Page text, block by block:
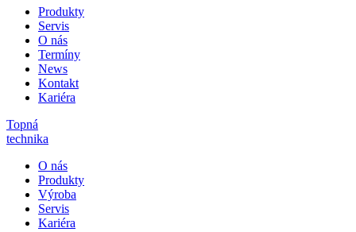
Produkty
Servis
O nás
Termíny
News
Kontakt
Kariéra
Topná
technika
O nás
Produkty
Výroba
Servis
Kariéra